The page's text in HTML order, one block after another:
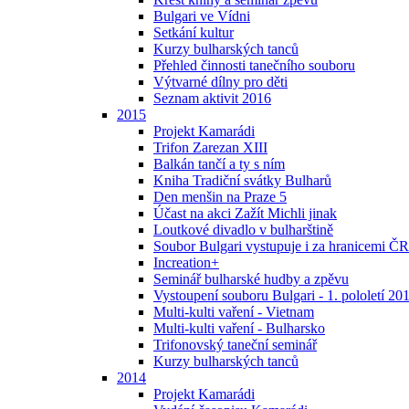
Bulgari ve Vídni
Setkání kultur
Kurzy bulharských tanců
Přehled činnosti tanečního souboru
Výtvarné dílny pro děti
Seznam aktivit 2016
2015
Projekt Kamarádi
Trifon Zarezan XIII
Balkán tančí a ty s ním
Kniha Tradiční svátky Bulharů
Den menšin na Praze 5
Účast na akci Zažít Michli jinak
Loutkové divadlo v bulharštině
Soubor Bulgari vystupuje i za hranicemi ČR
Increation+
Seminář bulharské hudby a zpěvu
Vystoupení souboru Bulgari - 1. pololetí
Multi-kulti vaření - Vietnam
Multi-kulti vaření - Bulharsko
Trifonovský taneční seminář
Kurzy bulharských tanců
2014
Projekt Kamarádi